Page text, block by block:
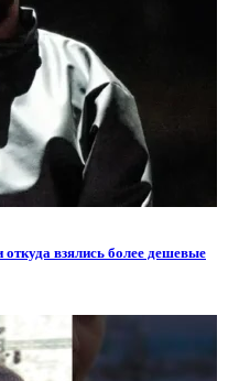
взялись более дешевые